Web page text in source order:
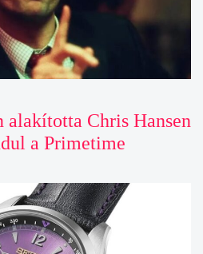
alakította Chris Hansen
a Primetime